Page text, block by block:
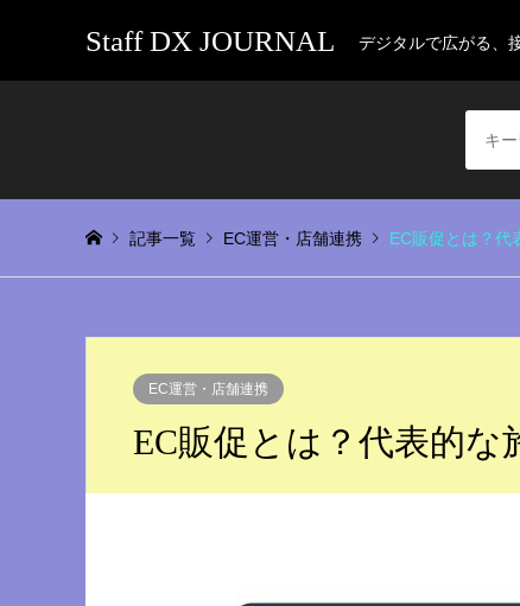
Staff DX JOURNAL デジタルで広がる、
記事一覧 EC運営・店舗連携 EC販促とは？代
EC運営・店舗連携
EC販促とは？代表的